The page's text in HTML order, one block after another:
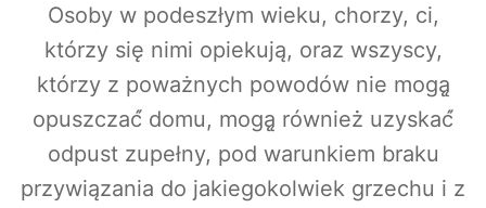
Osoby w podeszłym wieku, chorzy, ci,
którzy się nimi opiekują, oraz wszyscy,
którzy z poważnych powodów nie mogą̨
opuszczać́ domu, mogą̨ również̇ uzyskać́
odpust zupełny, pod warunkiem braku
przywiązania do jakiegokolwiek grzechu i z